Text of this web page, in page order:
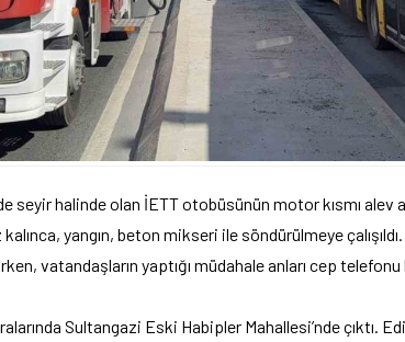
seyir halinde olan İETT otobüsünün motor kısmı alev
yangın, beton mikseri ile söndürülmeye
vatandaşların yaptığı müdahale anları cep
Sultangazi Eski Habipler Mahallesi’nde